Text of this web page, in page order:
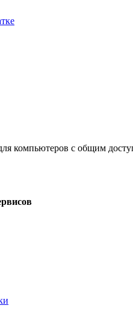
компьютеров с общим